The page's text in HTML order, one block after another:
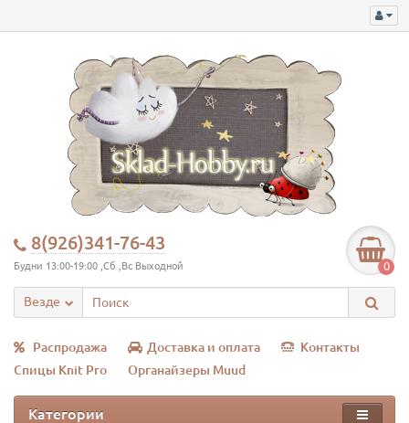
8(926)341-76-43
Будни 13:00-19:00 ,Сб ,Вс Выходной 0
Везде
Распродажа Доставка и оплата
Контакты
Спицы Knit Pro
Органайзеры Muud
Категории